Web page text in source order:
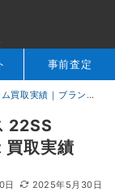
事前査定
実績｜ブランド専門店LIFE
22SS
取実績
日 2025年5月30日